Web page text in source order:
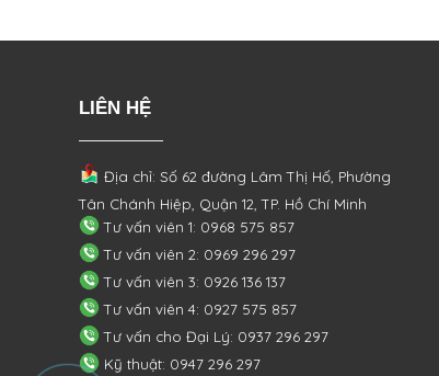
LIÊN HỆ
Địa chỉ: Số 62 đường Lâm Thị Hố, Phường
Tân Chánh Hiệp, Quận 12, TP. Hồ Chí Minh
Tư vấn viên 1: 0968 575 857
Tư vấn viên 2: 0969 296 297
Tư vấn viên 3: 0926 136 137
Tư vấn viên 4: 0927 575 857
Tư vấn cho Đại Lý: 0937 296 297
Kỹ thuật: 0947 296 297